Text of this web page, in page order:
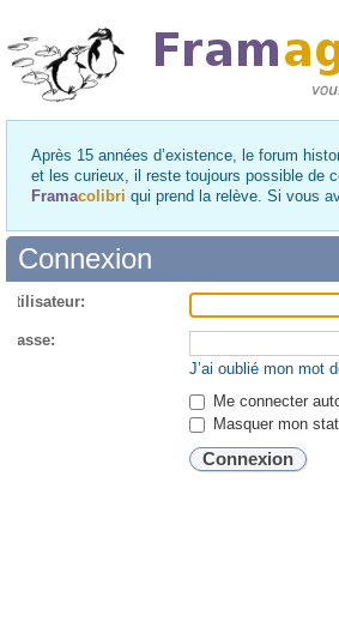
Après 15 années d’existence, le forum
et les curieux, il reste toujours possible de
Framacolibri qui prend la relève. Si vous
Connexion
passe:
J’ai oublié mon mot
Me connecter
Masquer mon